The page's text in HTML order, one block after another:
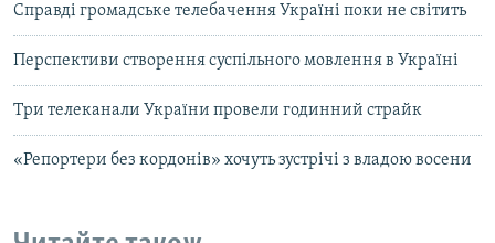
Справді громадське телебачення Україні поки не світить
Перспективи створення суспільного мовлення в Україні
Три телеканали України провели годинний страйк
«Репортери без кордонів» хочуть зустрічі з владою восени